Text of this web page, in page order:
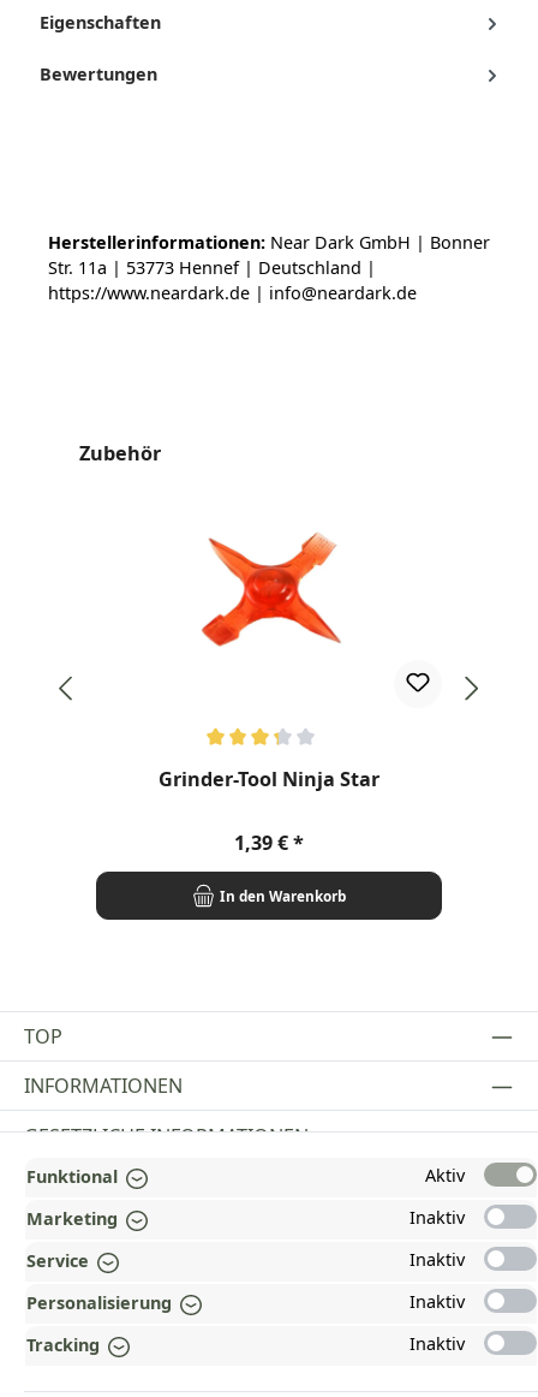
Eigenschaften
Bewertungen
Herstellerinformationen: Near Dark GmbH | Bonner
Str. 11a | 53773 Hennef | Deutschland |
https://www.neardark.de | info@neardark.de
Produktgalerie überspringen
Zubehör
Grinder-Tool Ninja Star
Regulärer Preis:
1,39 €
In den Warenkorb
TOP
INFORMATIONEN
GESETZLICHE INFORMATIONEN
ZAHLUNGS- UND VERSANDARTEN
AUSGEZEICHNET UND ZERTIFIZIERT!
UNSERE COMMUNITIES
Funktional
Aktiv
Marketing
Inaktiv
Service
Inaktiv
Personalisierung
Inaktiv
Tracking
Inaktiv